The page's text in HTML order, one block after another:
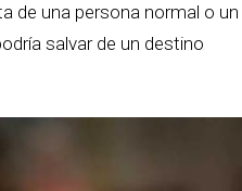
de una persona normal o un
salvar de un destino